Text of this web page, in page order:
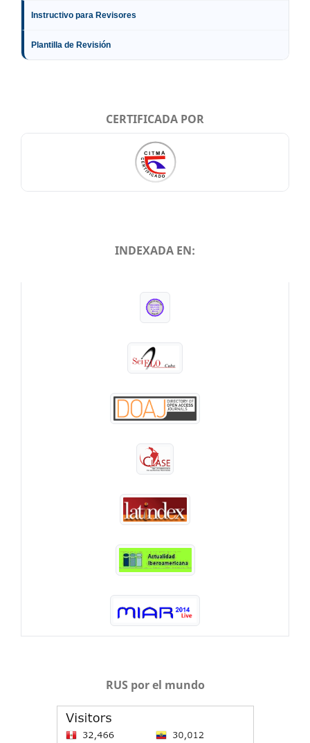
Instructivo para Revisores
Plantilla de Revisión
CERTIFICADA POR
INDEXADA EN:
RUS por el mundo